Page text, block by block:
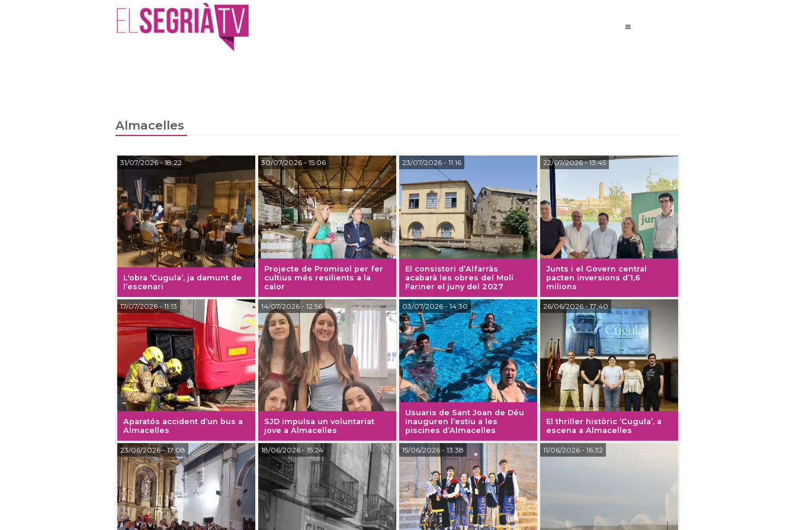
Almacelles
L'obra ‘Cugula’, ja damunt de
l’escenari
31/07/2026- 18:22
Projecte de Promisol per fer
cultius més resilients a la
calor
30/07/2026- 15:06
El consistori d’Alfarràs
acabarà les obres del Molí
Fariner el juny del 2027
23/07/2026- 11:16
Junts i el Govern central
pacten inversions d’1,6
milions
22/07/2026- 13:45
Aparatós accident d’un bus a
Almacelles
17/07/2026- 11:13
SJD impulsa un voluntariat
jove a Almacelles
14/07/2026- 12:56
Usuaris de Sant Joan de Déu
inauguren l’estiu a les
piscines d’Almacelles
03/07/2026- 14:30
El thriller històric ‘Cugula’, a
escena a Almacelles
26/06/2026- 17:40
23/06/2026- 17:08 18/06/2026- 15:24 15/06/2026- 13:38 11/06/2026- 16:32